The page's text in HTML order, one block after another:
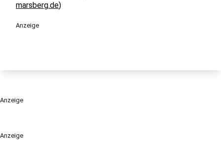
Anzeige
marsberg.de)
Anzeige
Anzeige